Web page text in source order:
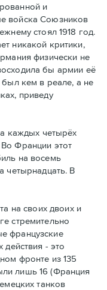
и
войска Союзников
стоял 1918 год.
никакой критики,
физически не
бы армии её
был кем в реале, а не
приведу
каждых четырёх
Франции этот
на восемь
четырнадцать. В
на своих двоих и
стремительно
французские
действия - это
фронте из 135
лишь 16 (Франция
танков